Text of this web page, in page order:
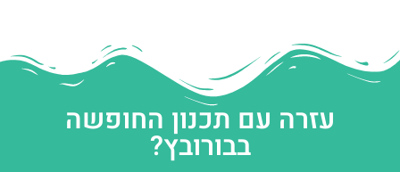
עזרה עם תכנון החופשה
בבורובץ?